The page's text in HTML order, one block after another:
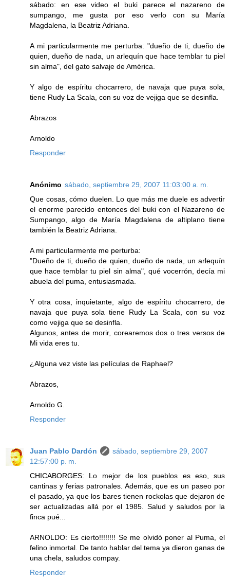
sábado: en ese video el buki parece el nazareno de
sumpango, me gusta por eso verlo con su María
Magdalena, la Beatriz Adriana.
A mi particularmente me perturba: "dueño de ti, dueño de
quien, dueño de nada, un arlequín que hace temblar tu piel
sin alma", del gato salvaje de América.
Y algo de espíritu chocarrero, de navaja que puya sola,
tiene Rudy La Scala, con su voz de vejiga que se desinfla.
Abrazos
Arnoldo
Responder
Anónimo sábado, septiembre 29, 2007 11:03:00 a. m.
Que cosas, cómo duelen. Lo que más me duele es advertir
el enorme parecido entonces del buki con el Nazareno de
Sumpango, algo de María Magdalena de altiplano tiene
también la Beatriz Adriana.
A mi particularmente me perturba:
"Dueño de ti, dueño de quien, dueño de nada, un arlequín
que hace temblar tu piel sin alma", qué vocerrón, decía mi
abuela del puma, entusiasmada.
Y otra cosa, inquietante, algo de espíritu chocarrero, de
navaja que puya sola tiene Rudy La Scala, con su voz
como vejiga que se desinfla.
Algunos, antes de morir, corearemos dos o tres versos de
Mi vida eres tu.
¿Alguna vez viste las películas de Raphael?
Abrazos,
Arnoldo G.
Responder
Juan Pablo Dardón
sábado, septiembre 29, 2007
12:57:00 p. m.
CHICABORGES: Lo mejor de los pueblos es eso, sus
cantinas y ferias patronales. Además, que es un paseo por
el pasado, ya que los bares tienen rockolas que dejaron de
ser actualizadas allá por el 1985. Salud y saludos por la
finca pué...
ARNOLDO: Es cierto!!!!!!!! Se me olvidó poner al Puma, el
felino inmortal. De tanto hablar del tema ya dieron ganas de
una chela, saludos compay.
Responder